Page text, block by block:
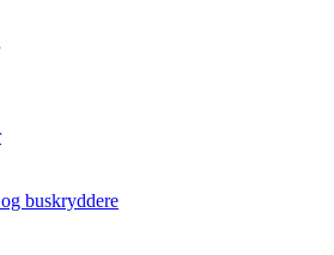
buskryddere